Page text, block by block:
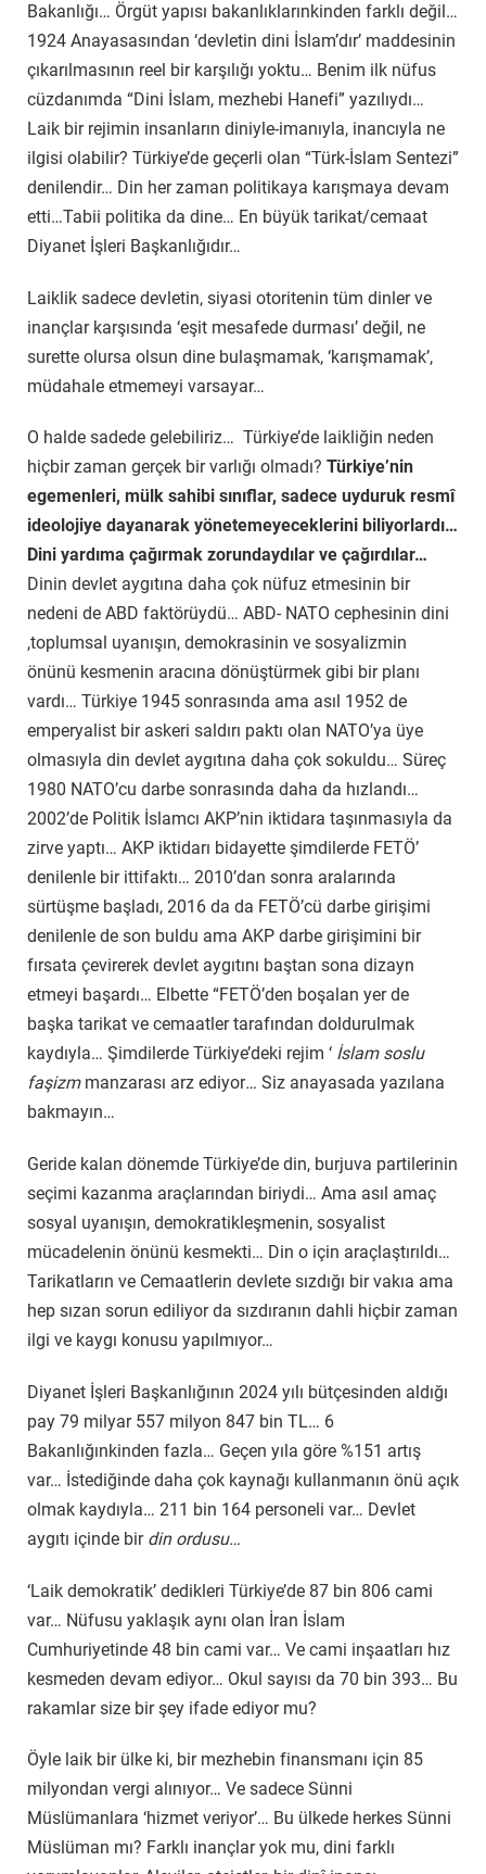
Bakanlığı… Örgüt yapısı bakanlıklarınkinden farklı değil…
1924 Anayasasından ‘devletin dini İslam’dır’ maddesinin
çıkarılmasının reel bir karşılığı yoktu… Benim ilk nüfus
cüzdanımda “Dini İslam, mezhebi Hanefi” yazılıydı…
Laik bir rejimin insanların diniyle-imanıyla, inancıyla ne
ilgisi olabilir? Türkiye’de geçerli olan “Türk-İslam Sentezi”
denilendir… Din her zaman politikaya karışmaya devam
etti…Tabii politika da dine… En büyük tarikat/cemaat
Diyanet İşleri Başkanlığıdır…
Laiklik sadece devletin, siyasi otoritenin tüm dinler ve
inançlar karşısında ‘eşit mesafede durması’ değil, ne
surette olursa olsun dine bulaşmamak, ‘karışmamak’,
müdahale etmemeyi varsayar…
O halde sadede gelebiliriz… Türkiye’de laikliğin neden
hiçbir zaman gerçek bir varlığı olmadı? Türkiye’nin
egemenleri, mülk sahibi sınıflar, sadece uyduruk resmî
ideolojiye dayanarak yönetemeyeceklerini biliyorlardı…
Dini yardıma çağırmak zorundaydılar ve çağırdılar…
Dinin devlet aygıtına daha çok nüfuz etmesinin bir
nedeni de ABD faktörüydü… ABD- NATO cephesinin dini
,toplumsal uyanışın, demokrasinin ve sosyalizmin
önünü kesmenin aracına dönüştürmek gibi bir planı
vardı… Türkiye 1945 sonrasında ama asıl 1952 de
emperyalist bir askeri saldırı paktı olan NATO’ya üye
olmasıyla din devlet aygıtına daha çok sokuldu… Süreç
1980 NATO’cu darbe sonrasında daha da hızlandı…
2002’de Politik İslamcı AKP’nin iktidara taşınmasıyla da
zirve yaptı… AKP iktidarı bidayette şimdilerde FETÖ’
denilenle bir ittifaktı… 2010’dan sonra aralarında
sürtüşme başladı, 2016 da da FETÖ’cü darbe girişimi
denilenle de son buldu ama AKP darbe girişimini bir
fırsata çevirerek devlet aygıtını baştan sona dizayn
etmeyi başardı… Elbette “FETÖ’den boşalan yer de
başka tarikat ve cemaatler tarafından doldurulmak
kaydıyla… Şimdilerde Türkiye’deki rejim ‘ İslam soslu
faşizm manzarası arz ediyor… Siz anayasada yazılana
bakmayın…
Geride kalan dönemde Türkiye’de din, burjuva partilerinin
seçimi kazanma araçlarından biriydi… Ama asıl amaç
sosyal uyanışın, demokratikleşmenin, sosyalist
mücadelenin önünü kesmekti… Din o için araçlaştırıldı…
Tarikatların ve Cemaatlerin devlete sızdığı bir vakıa ama
hep sızan sorun ediliyor da sızdıranın dahli hiçbir zaman
ilgi ve kaygı konusu yapılmıyor…
Diyanet İşleri Başkanlığının 2024 yılı bütçesinden aldığı
pay 79 milyar 557 milyon 847 bin TL… 6
Bakanlığınkinden fazla… Geçen yıla göre %151 artış
var… İstediğinde daha çok kaynağı kullanmanın önü açık
olmak kaydıyla… 211 bin 164 personeli var… Devlet
aygıtı içinde bir din ordusu…
‘Laik demokratik’ dedikleri Türkiye’de 87 bin 806 cami
var… Nüfusu yaklaşık aynı olan İran İslam
Cumhuriyetinde 48 bin cami var… Ve cami inşaatları hız
kesmeden devam ediyor… Okul sayısı da 70 bin 393… Bu
rakamlar size bir şey ifade ediyor mu?
Öyle laik bir ülke ki, bir mezhebin finansmanı için 85
milyondan vergi alınıyor… Ve sadece Sünni
Müslümanlara ‘hizmet veriyor’… Bu ülkede herkes Sünni
Müslüman mı? Farklı inançlar yok mu, dini farklı